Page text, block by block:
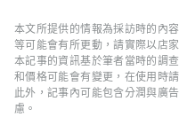
本文所提供的情報為採訪時的內
等可能會有所更動，請實際以店
本記事的資訊基於筆者當時的調
和價格可能會有變更，在使用時
此外，記事內可能包含分潤與廣
慮。